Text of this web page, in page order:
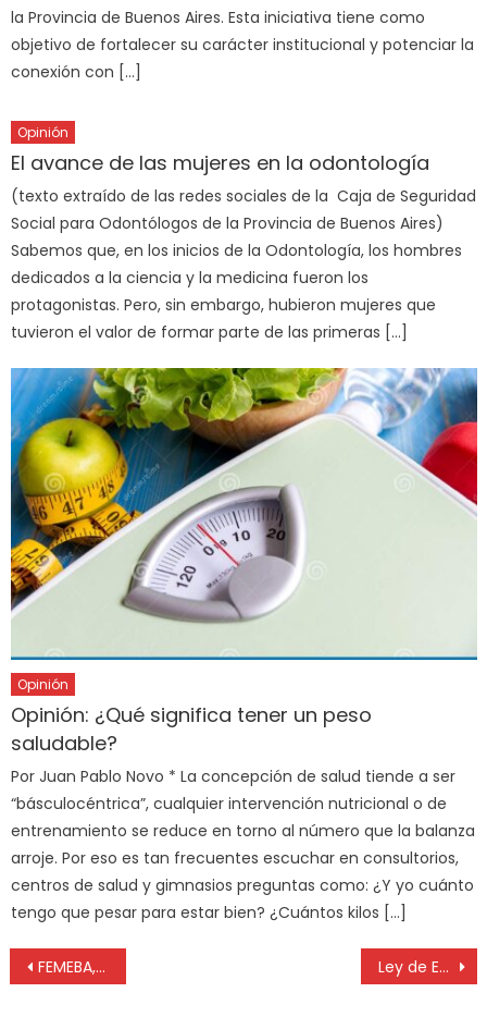
la Provincia de Buenos Aires. Esta iniciativa tiene como
objetivo de fortalecer su carácter institucional y potenciar la
conexión con […]
Opinión
El avance de las mujeres en la odontología
(texto extraído de las redes sociales de la Caja de Seguridad
Social para Odontólogos de la Provincia de Buenos Aires)
Sabemos que, en los inicios de la Odontología, los hombres
dedicados a la ciencia y la medicina fueron los
protagonistas. Pero, sin embargo, hubieron mujeres que
tuvieron el valor de formar parte de las primeras […]
Opinión
Opinión: ¿Qué significa tener un peso
saludable?
Por Juan Pablo Novo * La concepción de salud tiende a ser
“básculocéntrica”, cualquier intervención nutricional o de
entrenamiento se reduce en torno al número que la balanza
arroje. Por eso es tan frecuentes escuchar en consultorios,
centros de salud y gimnasios preguntas como: ¿Y yo cuánto
tengo que pesar para estar bien? ¿Cuántos kilos […]
FEMEBA, medidas judiciales, medicina y el uso de dióxido de cloro Ley de Economía del Conocimiento: se establecen las actividades promovidas